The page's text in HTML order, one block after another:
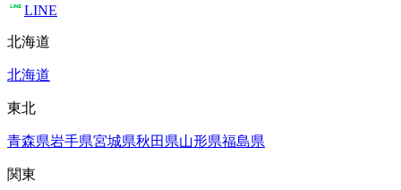
LINE
北海道
北海道
東北
青森県岩手県宮城県秋田県山形県福島県
関東